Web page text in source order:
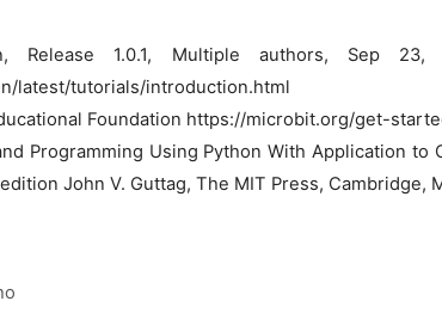
Release 1.0.1, Multiple authors, Sep 23,
latest/tutorials/introduction.html
Foundation https://microbit.org/get-
Programming Using Python With Application to
John V. Guttag, The MIT Press, Cambridge,